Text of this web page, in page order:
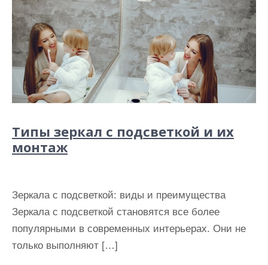
Типы зеркал с подсветкой и их
монтаж
Зеркала с подсветкой: виды и преимущества
Зеркала с подсветкой становятся все более
популярными в современных интерьерах. Они не
только выполняют […]